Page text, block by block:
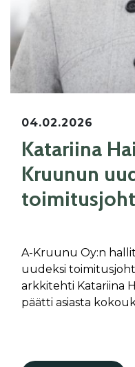
04.02.2026
Katariina
Kruunun
A-Kruunu Oy:n
uudeksi
arkkitehti Katariina
päätti asiasta